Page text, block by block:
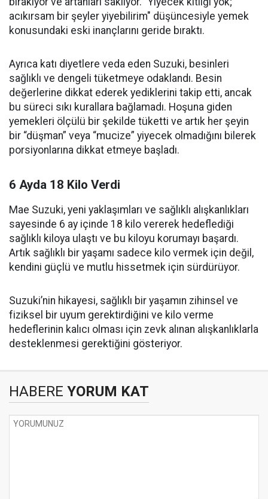
acıkırsam bir şeyler yiyebilirim" düşüncesiyle yemek
konusundaki eski inançlarını geride bıraktı.
Ayrıca katı diyetlere veda eden Suzuki, besinleri
sağlıklı ve dengeli tüketmeye odaklandı. Besin
değerlerine dikkat ederek yediklerini takip etti, ancak
bu süreci sıkı kurallara bağlamadı. Hoşuna giden
yemekleri ölçülü bir şekilde tüketti ve artık her şeyin
bir “düşman” veya “mucize” yiyecek olmadığını bilerek
porsiyonlarına dikkat etmeye başladı.
6 Ayda 18 Kilo Verdi
Mae Suzuki, yeni yaklaşımları ve sağlıklı alışkanlıkları
sayesinde 6 ay içinde 18 kilo vererek hedeflediği
sağlıklı kiloya ulaştı ve bu kiloyu korumayı başardı.
Artık sağlıklı bir yaşamı sadece kilo vermek için değil,
kendini güçlü ve mutlu hissetmek için sürdürüyor.
Suzuki’nin hikayesi, sağlıklı bir yaşamın zihinsel ve
fiziksel bir uyum gerektirdiğini ve kilo verme
hedeflerinin kalıcı olması için zevk alınan alışkanlıklarla
desteklenmesi gerektiğini gösteriyor.
HABERE YORUM KAT